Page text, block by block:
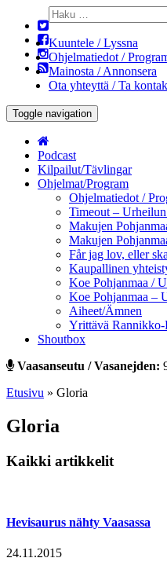
Haku:
Kuuntele / Lyssna
Ohjelmatiedot /
Mainosta / Annonsera
Ota yhteyttä / Ta
Toggle navigation
Podcast
Kilpailut/Tävlingar
Ohjelmat/Program
Ohjelmatiedot /
Timeout –
Makujen
Makujen
Får jag lov, eller
Kaupallinen
Koe Pohjanmaa /
Koe Pohjanmaa –
Aiheet/Ämnen
Yrittävä Rannikko-
Shoutbox
Vaasanseutu / Vasanejden:
Etusivu » Gloria
Gloria
Kaikki artikkelit
Hevisaurus nähty Vaasassa
24.11.2015